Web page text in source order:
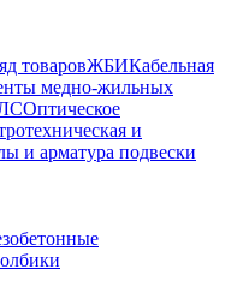
товаровЖБИКабельная
медно-жильных
Оптическое
и
и арматура подвески